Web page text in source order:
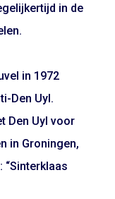
in de
in 1972
Den Uyl.
Den Uyl voor
in Groningen,
“Sinterklaas